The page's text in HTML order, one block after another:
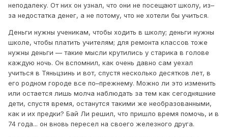
неподалеку. От них он узнал, что они не посещают школу, из–
за недостатка денег, а не потому, что не хотели бы учиться.
Деньги нужны ученикам, чтобы ходить в школу; деньги нужны
школе, чтобы платить учителям; для ремонта классов тоже
нужны деньги — такие мысли крутились у старика в голове
каждую ночь. Он вспомнил, как очень давно сам уехал
учиться в Тяньцзинь и вот, спустя несколько десятков лет, в
его родном городе все по–прежнему. Можно ли это изменить
или остается лишь молча наблюдать за тем как сегодняшние
дети, спустя время, останутся такими же необразованными,
как и их предки? Бай Ли решил, что пришло время помочь, и в
74 года... он вновь пересел на своего железного друга.